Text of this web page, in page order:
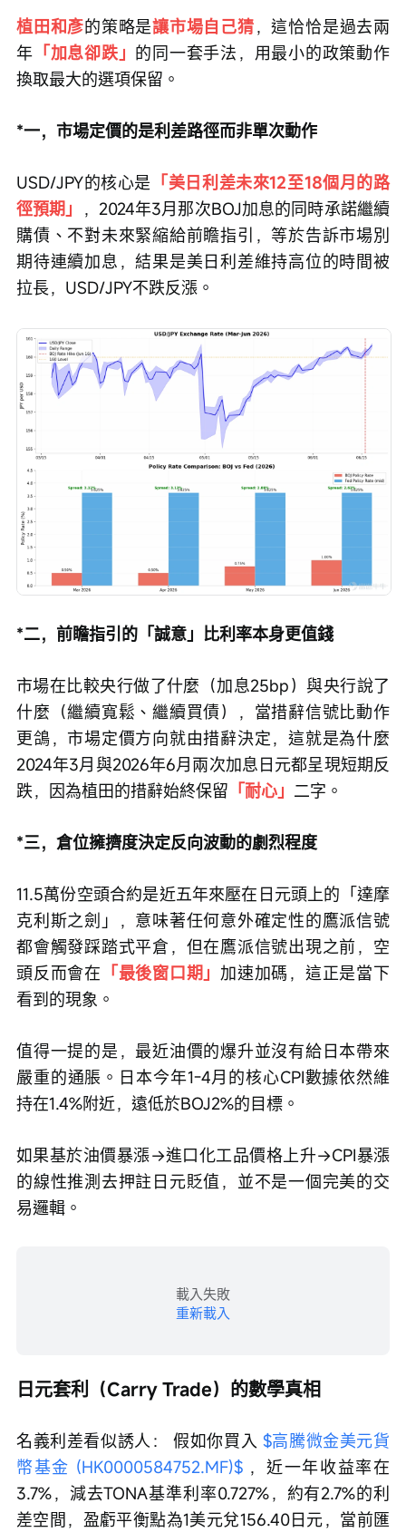
植田和彥的策略是讓市場自己猜，這恰恰是過去兩
年 「加息卻跌」 的同一套手法，用最小的政策動作
換取最大的選項保留。
*一，市場定價的是利差路徑而非單次動作
USD/JPY的核心是 「美日利差未來12至18個月的路
徑預期」
，2024年3月那次BOJ加息的同時承諾繼續
購債、不對未來緊縮給前瞻指引，等於告訴市場別
期待連續加息，結果是美日利差維持高位的時間被
拉長，USD/JPY不跌反漲。
*二，前瞻指引的「誠意」比利率本身更值錢
市場在比較央行做了什麼（加息25bp）與央行說了
什麼（繼續寬鬆、繼續買債），當措辭信號比動作
更鴿，市場定價方向就由措辭決定，這就是為什麼
2024年3月與2026年6月兩次加息日元都呈現短期反
跌，因為植田的措辭始終保留 「耐心」 二字。
*三，倉位擁擠度決定反向波動的劇烈程度
11.5萬份空頭合約是近五年來壓在日元頭上的「達摩
克利斯之劍」，意味著任何意外確定性的鷹派信號
都會觸發踩踏式平倉，但在鷹派信號出現之前，空
頭反而會在 「最後窗口期」 加速加碼，這正是當下
看到的現象。
值得一提的是，最近油價的爆升並沒有給日本帶來
嚴重的通脹。日本今年1-4月的核心CPI數據依然維
持在1.4%附近，遠低於BOJ2%的目標。
如果基於油價暴漲→進口化工品價格上升→CPI暴漲
的線性推測去押註日元貶值，並不是一個完美的交
易邏輯。
載入失敗
重新載入
日元套利（Carry Trade）的數學真相
名義利差看似誘人： 假如你買入 $高騰微金美元貨
幣基金 (HK0000584752.MF)$ ，近一年收益率在
3.7%，減去TONA基準利率0.727%，約有2.7%的利
差空間，盈虧平衡點為1美元兌156.40日元，當前匯